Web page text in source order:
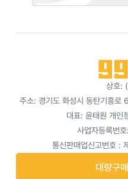
상호:
주소: 경기도 화성시 동탄기흥
대표: 윤태원 개인
사업자등록번
통신판매업신고번호
대량구